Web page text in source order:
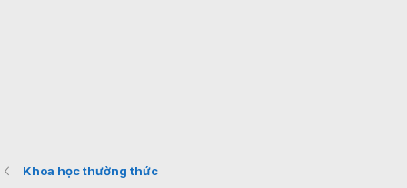
Khoa học thường thức